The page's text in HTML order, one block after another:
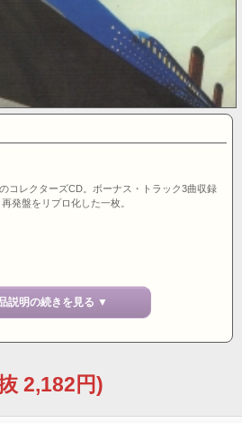
コレクターズCD。ボーナス・トラック3曲収録
発盤をリプロ化した一枚。
ディスクにキズが少々あります事を予めご了承
しません（再生確認済み）。
説明の続きを見る ▼
2,182円)